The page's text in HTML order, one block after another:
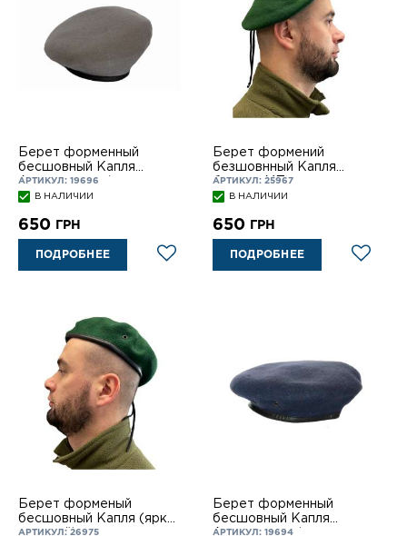
Берет форменный
бесшовный Капля
Авиационная (светло
серый)
АРТИКУЛ: 19696
В НАЛИЧИИ
650 ГРН
ПОДРОБНЕЕ
Берет формений
безшовнный Капля
бирюза МП
АРТИКУЛ: 25967
В НАЛИЧИИ
650 ГРН
ПОДРОБНЕЕ
Берет форменый
бесшовный Капля (ярко-
зеленый)
АРТИКУЛ: 26975
Берет форменный
бесшовный Капля
Авиационная(серо-
АРТИКУЛ: 19694